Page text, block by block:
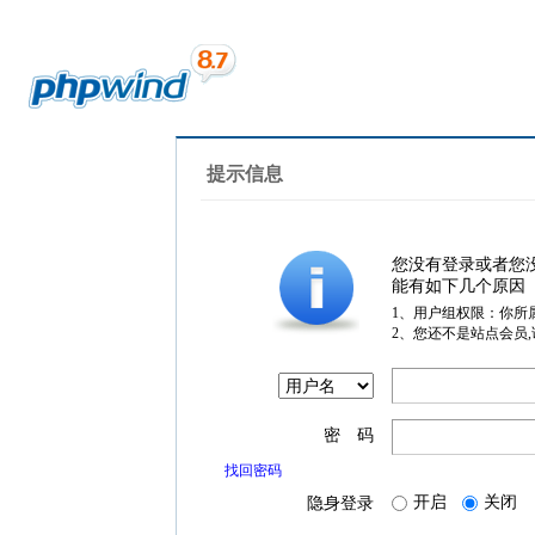
提示信息
您没有登录或者您
能有如下几个原因
1、用户组权限：你所
2、您还不是站点会员
密 码
找回密码
隐身登录 开启 关闭